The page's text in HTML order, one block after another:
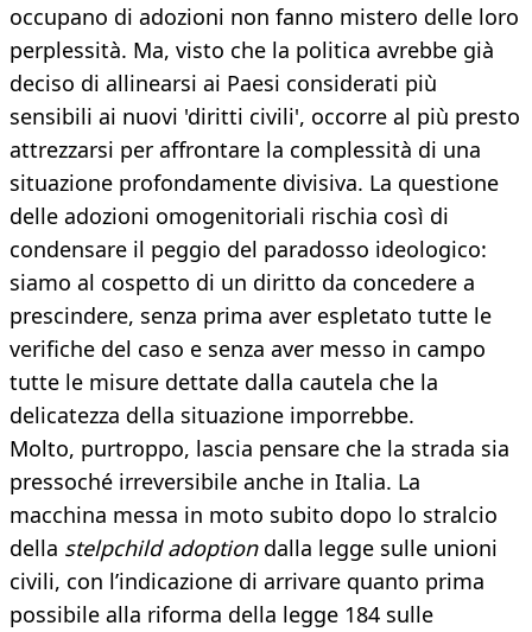
occupano di adozioni non fanno mistero delle loro
perplessità. Ma, visto che la politica avrebbe già
deciso di allinearsi ai Paesi considerati più
sensibili ai nuovi 'diritti civili', occorre al più presto
attrezzarsi per affrontare la complessità di una
situazione profondamente divisiva. La questione
delle adozioni omogenitoriali rischia così di
condensare il peggio del paradosso ideologico:
siamo al cospetto di un diritto da concedere a
prescindere, senza prima aver espletato tutte le
verifiche del caso e senza aver messo in campo
tutte le misure dettate dalla cautela che la
delicatezza della situazione imporrebbe.
Molto, purtroppo, lascia pensare che la strada sia
pressoché irreversibile anche in Italia. La
macchina messa in moto subito dopo lo stralcio
della stelpchild adoptiondalla legge sulle unioni
civili, con l’indicazione di arrivare quanto prima
possibile alla riforma della legge 184 sulle